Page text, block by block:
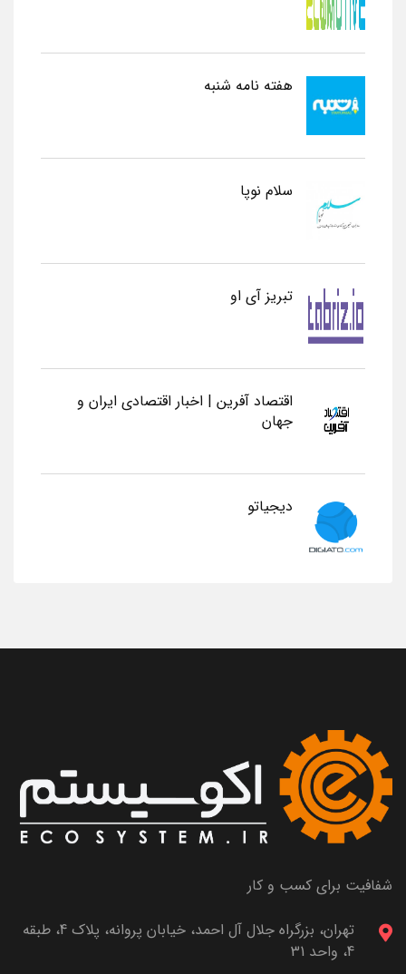
هفته نامه شنبه
سلام نوپا
تبریز آی او
اقتصاد آفرین | اخبار اقتصادی ایران و
جهان
دیجیاتو
شفافیت برای کسب و کار
تهران، بزرگراه جلال آل احمد، خیابان پروانه، پلاک 4، طبقه
4، واحد 31